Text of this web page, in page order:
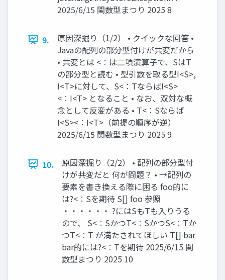
2025/6/15 関数型まつり 2025 8
9.
原因深掘り（1/2） • クイックな回答 •
Javaの配列の部分型付けが共変だから
• 共変とは <∶は二項演算子で、SはT
の部分型と読む • 型引数を取る型I<S>,
I<T>に対して、S<∶TならばI<S>
<∶I<T> となること • なお、双対な概
念として反変がある • T<∶Sならば
I<S><∶I<T>（前提の順序が逆）
2025/6/15 関数型まつり 2025 9
10.
原因深掘り（2/2） • 配列の部分型付
けが共変だと 何が問題？ • →配列の
要素を書き換える際に困る foo的に
は?<∶Sを期待 S[] foo 参照
・・・・・・ ?にはSもTも入りうる
ので、 S<∶SかつT<∶SかつS<∶Tか
つT<∶T が満たされてほしい T[] bar
bar的には?<∶Tを期待 2025/6/15 関
数型まつり 2025 10